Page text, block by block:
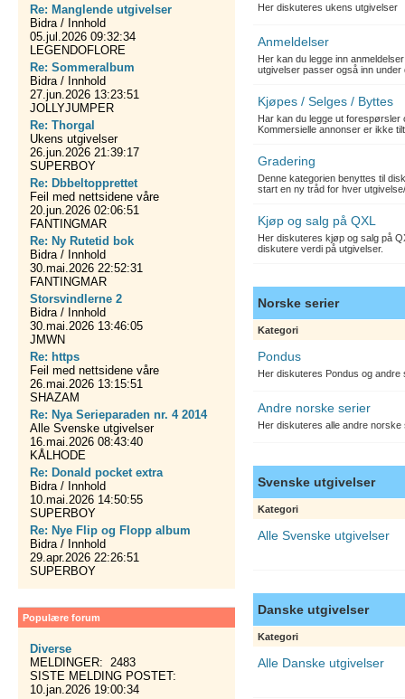
Re: Manglende utgivelser
Bidra / Innhold
05.jul.2026 09:32:34
LEGENDOFLORE
Re: Sommeralbum
Bidra / Innhold
27.jun.2026 13:23:51
JOLLYJUMPER
Re: Thorgal
Ukens utgivelser
26.jun.2026 21:39:17
SUPERBOY
Re: Dbbeltopprettet
Feil med nettsidene våre
20.jun.2026 02:06:51
FANTINGMAR
Re: Ny Rutetid bok
Bidra / Innhold
30.mai.2026 22:52:31
FANTINGMAR
Storsvindlerne 2
Bidra / Innhold
30.mai.2026 13:46:05
JMWN
Re: https
Feil med nettsidene våre
26.mai.2026 13:15:51
SHAZAM
Re: Nya Serieparaden nr. 4 2014
Alle Svenske utgivelser
16.mai.2026 08:43:40
KÅLHODE
Re: Donald pocket extra
Bidra / Innhold
10.mai.2026 14:50:55
SUPERBOY
Re: Nye Flip og Flopp album
Bidra / Innhold
29.apr.2026 22:26:51
SUPERBOY
Populære forum
Diverse
MELDINGER: 2483
SISTE MELDING POSTET:
10.jan.2026 19:00:34
Her diskuteres ukens utgivelser
Anmeldelser
Her kan du legge inn
utgivelser passer også inn under
Kjøpes / Selges / Byttes
Har kan du legge ut forespørsler
Kommersielle annonser er ikke
Gradering
Denne kategorien benyttes til
start en ny tråd for hver
Kjøp og salg på QXL
Her diskuteres kjøp og salg på
diskutere verdi på utgivelser.
Norske serier
Kategori
Pondus
Her diskuteres Pondus og
Andre norske serier
Her diskuteres alle andre
Svenske utgivelser
Kategori
Alle Svenske utgivelser
Danske utgivelser
Kategori
Alle Danske utgivelser